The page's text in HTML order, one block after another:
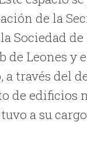
de la
Sociedad de
de Leones y
través del
de edificios
a su